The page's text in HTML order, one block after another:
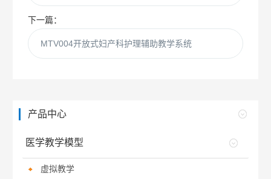
下一篇：
MTV004开放式妇产科护理辅助教学系统
产品中心
医学教学模型
虚拟教学